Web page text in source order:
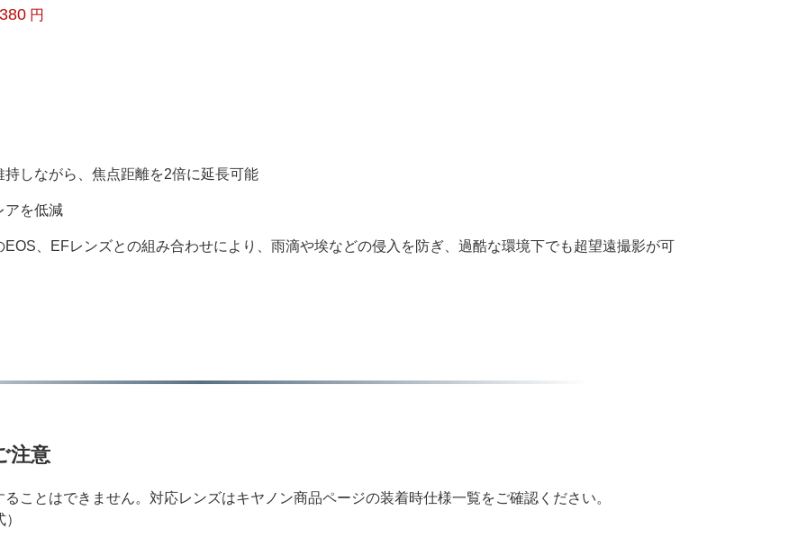
380 円
しながら、焦点距離を2倍に延長可能
アを低減
、EFレンズとの組み合わせにより、雨滴や埃などの侵入を防ぎ、過酷な環境下でも超望遠撮影が可
注意
ことはできません。対応レンズはキヤノン商品ページの装着時仕様一覧をご確認ください。